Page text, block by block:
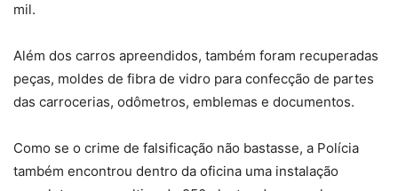
mil.
Além dos carros apreendidos, também foram recuperadas
peças, moldes de fibra de vidro para confecção de partes
das carrocerias, odômetros, emblemas e documentos.
Como se o crime de falsificação não bastasse, a Polícia
também encontrou dentro da oficina uma instalação